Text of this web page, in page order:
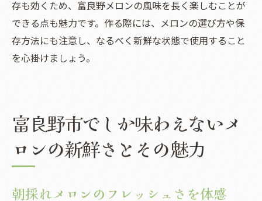
存も効くため、富良野メロンの風味を長く楽しむことが
できる点も魅力です。作る際には、メロンの選び方や保
存方法にも注意し、なるべく新鮮な状態で使用すること
を心掛けましょう。
富良野市でしか味わえないメ
ロンの新鮮さとその魅力
朝採れメロンのフレッシュさを体感